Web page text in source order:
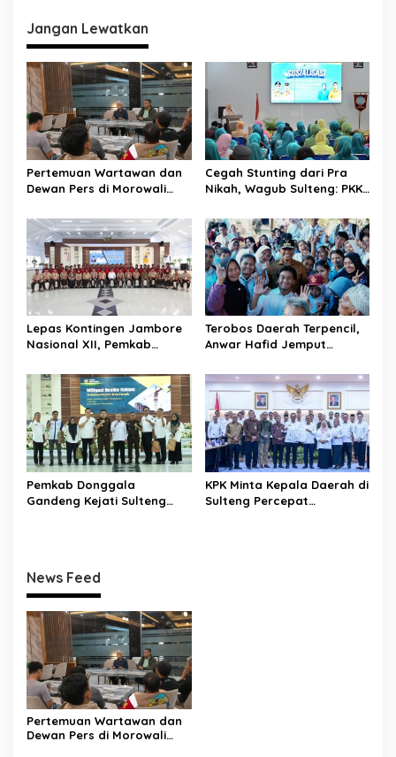
i
g
a
s
i
p
o
Jangan Lewatkan
Pertemuan Wartawan dan
Dewan Pers di Morowali
dan Peningkatan
Kompetensi Jurnalis
Cegah Stunting dari Pra
Nikah, Wagub Sulteng: PKK
Selamatkan Generasi Emas
Lepas Kontingen Jambore
Nasional XII, Pemkab
Pramuka Jadi Duta
Karakter dan Kebanggaan
Daerah
Terobos Daerah Terpencil,
Anwar Hafid Jemput
“Tak Boleh Ada Wilayah
yang Tertinggal”
Pemkab Donggala
Gandeng Kejati Sulteng
KPK Minta Kepala Daerah di
Sulteng Percepat
News Feed
Pertemuan Wartawan dan
Dewan Pers di Morowali